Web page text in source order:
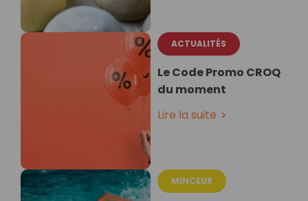
ACTUALITÉS
Le Code Promo CROQ
du moment
Lire la suite
MINCEUR